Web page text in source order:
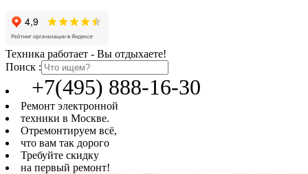
Техника работает - Вы отдыхаете!
Поиск :
+7(495) 888-16-30
Ремонт электронной
техники в Москве.
Отремонтируем всё,
что вам так дорого
Требуйте скидку
на первый ремонт!